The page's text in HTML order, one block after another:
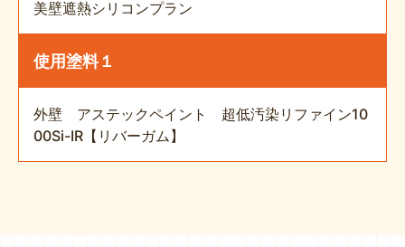
美壁遮熱シリコンプラン
使用塗料１
外壁 アステックペイント 超低汚染リファイン10
00Si-IR【リバーガム】